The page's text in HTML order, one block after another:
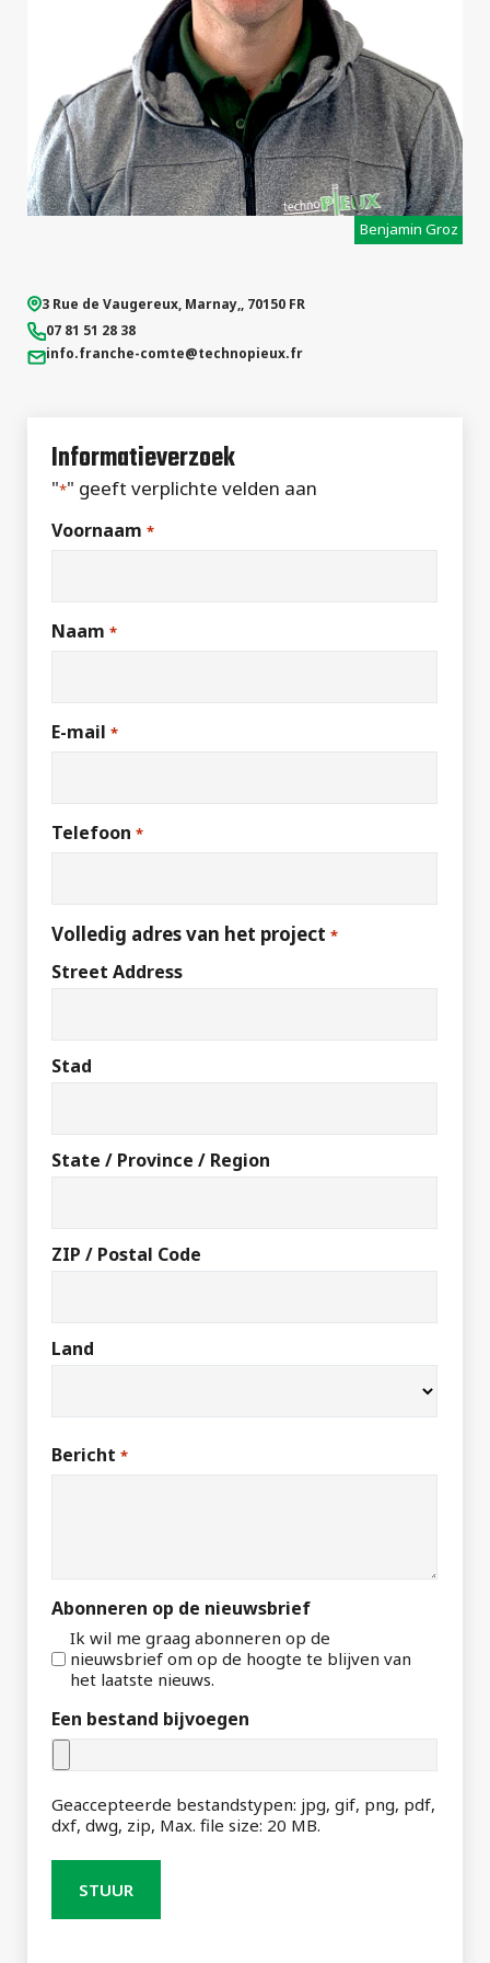
Benjamin Groz
3 Rue de Vaugereux, Marnay,, 70150 FR
07 81 51 28 38
info.franche-comte@technopieux.fr
Informatieverzoek
"*" geeft verplichte velden aan
Voornaam *
Naam *
E-mail *
Telefoon *
Volledig adres van het project *
Street Address
Stad
State / Province / Region
ZIP / Postal Code
Land
Bericht *
Abonneren op de nieuwsbrief
Ik wil me graag abonneren op de
nieuwsbrief om op de hoogte te blijven van
het laatste nieuws.
Een bestand bijvoegen
Geaccepteerde bestandstypen: jpg, gif, png, pdf,
dxf, dwg, zip, Max. file size: 20 MB.